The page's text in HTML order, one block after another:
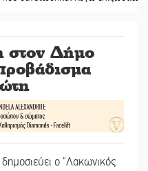
στον Δήμο
ο "Λακωνικός